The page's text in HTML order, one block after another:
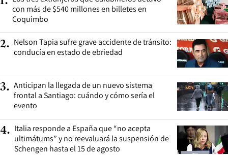
con más de $540 millones en billetes en
Coquimbo
2. Nelson Tapia sufre grave accidente de tránsito:
conducía en estado de ebriedad
3. Anticipan la llegada de un nuevo sistema
frontal a Santiago: cuándo y cómo sería el
evento
4. Italia responde a España que “no acepta
ultimátums” y no reevaluará la suspensión de
Schengen hasta el 15 de agosto